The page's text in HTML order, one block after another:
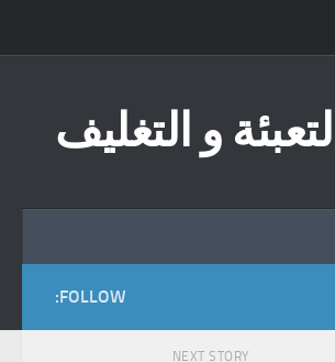
و التغليف
FOLLOW:
NEXT STORY